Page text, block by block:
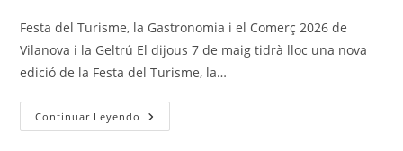
Festa del Turisme, la Gastronomia i el Comerç 2026 de
Vilanova i la Geltrú El dijous 7 de maig tidrà lloc una nova
edició de la Festa del Turisme, la…
Continuar Leyendo